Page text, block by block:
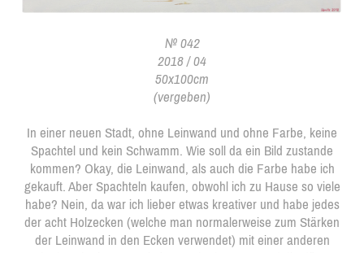
№ 042
2018 / 04
50x100cm
(vergeben)
In einer neuen Stadt, ohne Leinwand und ohne Farbe, keine
Spachtel und kein Schwamm. Wie soll da ein Bild zustande
kommen? Okay, die Leinwand, als auch die Farbe habe ich
gekauft. Aber Spachteln kaufen, obwohl ich zu Hause so viele
habe? Nein, da war ich lieber etwas kreativer und habe jedes
der acht Holzecken (welche man normalerweise zum Stärken
der Leinwand in den Ecken verwendet) mit einer anderen